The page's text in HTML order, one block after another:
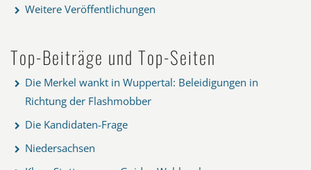
Weitere Veröffentlichungen
Top-Beiträge und Top-Seiten
Die Merkel wankt in Wuppertal: Beleidigungen in
Richtung der Flashmobber
Die Kandidaten-Frage
Niedersachsen